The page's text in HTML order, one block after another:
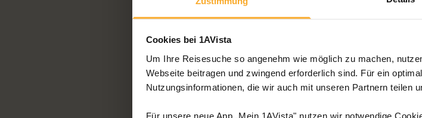
Cookies bei 1AVista
Um Ihre Reisesuche so angenehm wie möglich zu machen,
Webseite beitragen und zwingend erforderlich sind. Für ein
Nutzungsinformationen, die wir auch mit unseren Partnern teilen
Für unsere neue App „Mein 1AVista" nutzen wir notwendige
Wir sind für
Für Ihre Fragen oder Buchungen erreichen